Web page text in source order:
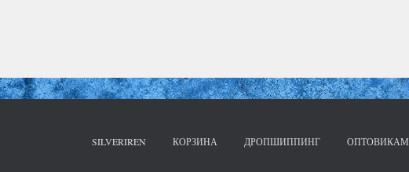
SILVERIREN КОРЗИНА ДРОПШИППИНГ ОПТОВИКАМ